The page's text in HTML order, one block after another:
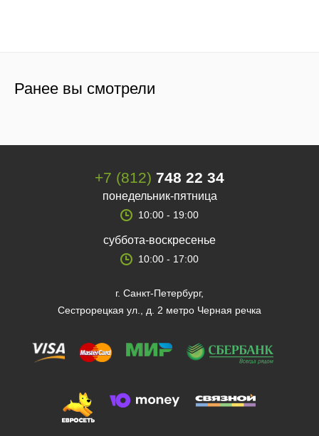
Ранее вы смотрели
+7 (812) 748 22 34
понедельник-пятница
10:00 - 19:00
суббота-воскресенье
10:00 - 17:00
г. Санкт-Петербург,
Сестрорецкая ул., д. 2 метро Черная речка